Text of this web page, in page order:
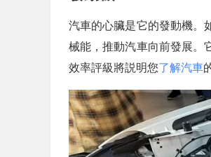
汽車的心臟是它的發動機。
械能，推動汽車向前發展。
效率評級將説明您了解汽車